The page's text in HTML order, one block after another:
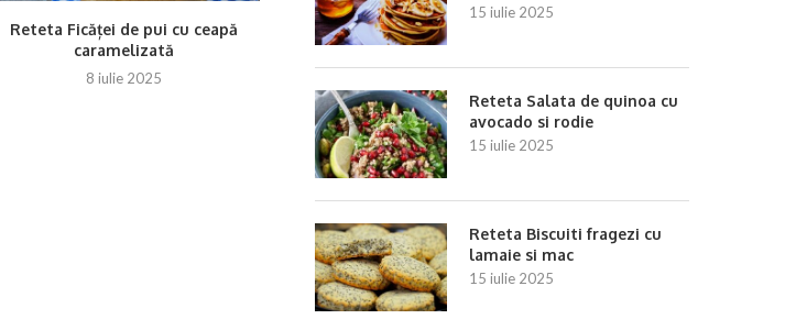
Reteta Ficăței de pui cu ceapă
caramelizată
8 iulie 2025
Reteta Tăiței de orez cu rață
crocantă și...
15 iulie 2025
Reteta Salata de quinoa cu
avocado si rodie
15 iulie 2025
Reteta Biscuiti fragezi cu
lamaie si mac
15 iulie 2025